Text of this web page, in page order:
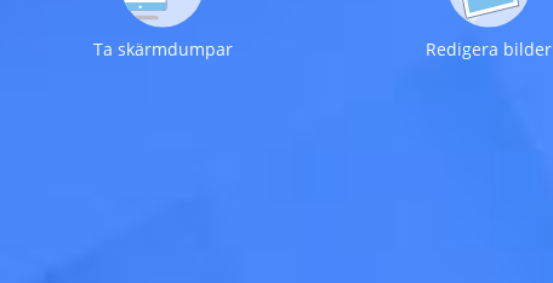
Ta skärmdumpar Redigera bilder